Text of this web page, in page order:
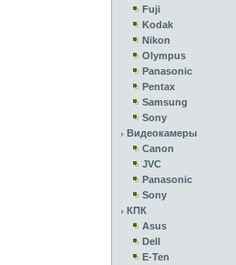
Fuji
Kodak
Nikon
Olympus
Panasonic
Pentax
Samsung
Sony
Видеокамеры
Canon
JVC
Panasonic
Sony
КПК
Asus
Dell
E-Ten